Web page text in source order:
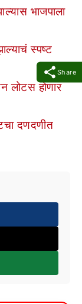
Share
भाजपाला
स्पष्ट
लोटस होणार
दणदणीत